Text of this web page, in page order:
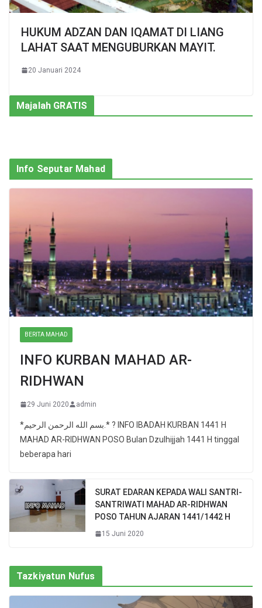
HUKUM ADZAN DAN IQAMAT DI LIANG
LAHAT SAAT MENGUBURKAN MAYIT.
20 Januari 2024
Majalah GRATIS
Info Seputar Mahad
BERITA MAHAD
INFO KURBAN MAHAD AR-
RIDHWAN
29 Juni 2020 admin
*بسم الله الرحمن الرحيم.* ? INFO IBADAH KURBAN 1441 H
MAHAD AR-RIDHWAN POSO Bulan Dzulhijjah 1441 H tinggal
beberapa hari
SURAT EDARAN KEPADA WALI SANTRI-
SANTRIWATI MAHAD AR-RIDHWAN
POSO TAHUN AJARAN 1441/1442 H
15 Juni 2020
Tazkiyatun Nufus